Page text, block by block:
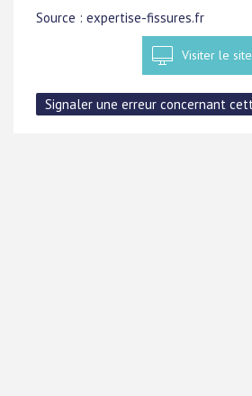
Source : expertise-fissures.fr
Visiter le site